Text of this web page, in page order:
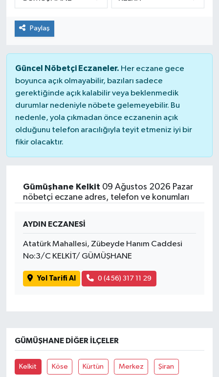
Paylaş
Güncel Nöbetçi Eczaneler. Her eczane gece
boyunca açık olmayabilir, bazıları sadece
gerektiğinde açık kalabilir veya beklenmedik
durumlar nedeniyle nöbete gelemeyebilir. Bu
nedenle, yola çıkmadan önce eczanenin açık
olduğunu telefon aracılığıyla teyit etmeniz iyi bir
fikir olacaktır.
Gümüşhane Kelkit 09 Ağustos 2026 Pazar
nöbetçi eczane adres, telefon ve konumları
AYDIN ECZANESİ
Atatürk Mahallesi, Zübeyde Hanım Caddesi
No:3/C KELKİT/ GÜMÜŞHANE
Yol Tarifi Al 0 (456) 317 11 29
GÜMÜŞHANE DIĞER İLÇELER
Kelkit Köse Kürtün Merkez Şiran